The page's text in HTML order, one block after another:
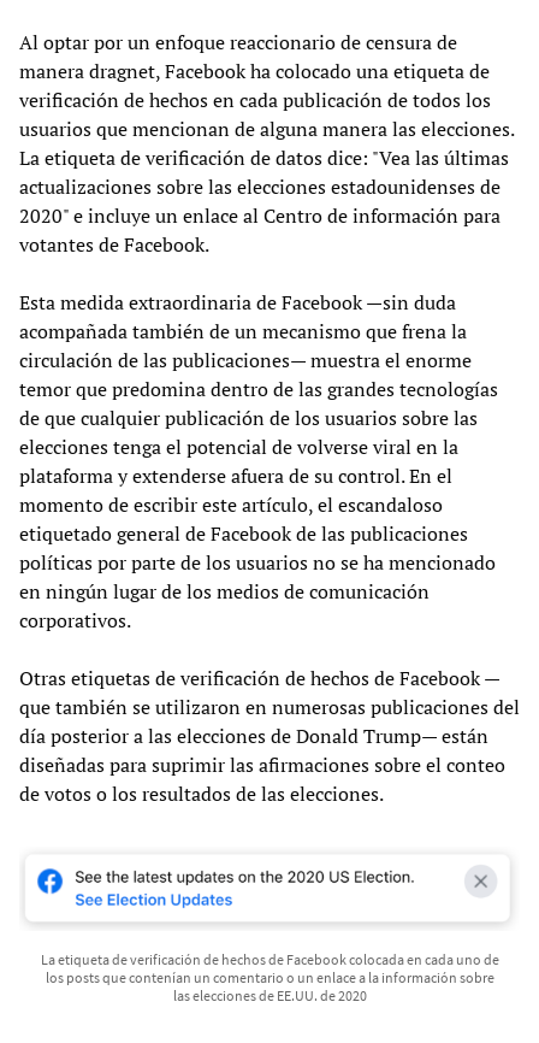
Al optar por un enfoque reaccionario de censura de
manera dragnet, Facebook ha colocado una etiqueta de
verificación de hechos en cada publicación de todos los
usuarios que mencionan de alguna manera las elecciones.
La etiqueta de verificación de datos dice: "Vea las últimas
actualizaciones sobre las elecciones estadounidenses de
2020" e incluye un enlace al Centro de información para
votantes de Facebook.
Esta medida extraordinaria de Facebook —sin duda
acompañada también de un mecanismo que frena la
circulación de las publicaciones— muestra el enorme
temor que predomina dentro de las grandes tecnologías
de que cualquier publicación de los usuarios sobre las
elecciones tenga el potencial de volverse viral en la
plataforma y extenderse afuera de su control. En el
momento de escribir este artículo, el escandaloso
etiquetado general de Facebook de las publicaciones
políticas por parte de los usuarios no se ha mencionado
en ningún lugar de los medios de comunicación
corporativos.
Otras etiquetas de verificación de hechos de Facebook —
que también se utilizaron en numerosas publicaciones del
día posterior a las elecciones de Donald Trump— están
diseñadas para suprimir las afirmaciones sobre el conteo
de votos o los resultados de las elecciones.
La etiqueta de verificación de hechos de Facebook colocada en cada uno de
los posts que contenían un comentario o un enlace a la información sobre
las elecciones de EE.UU. de 2020